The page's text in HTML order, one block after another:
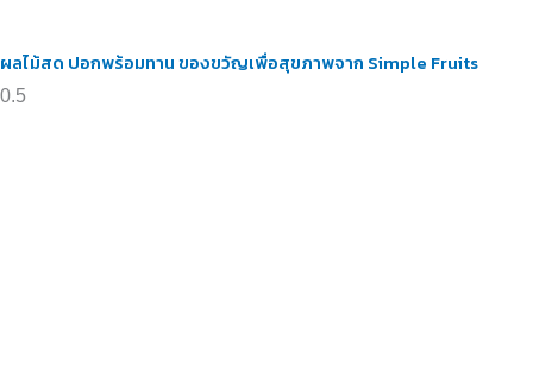
ผลไม้สด ปอกพร้อมทาน ของขวัญเพื่อสุขภาพจาก Simple Fruits